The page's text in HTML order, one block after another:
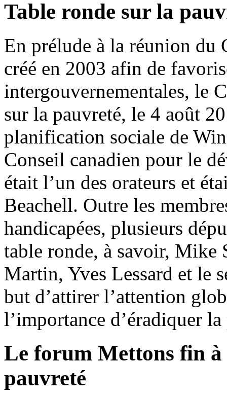
Table ronde sur la
En prélude à la réunion du
créé en 2003 afin de
intergouvernementales, le
sur la pauvreté, le 4 août
planification sociale de
Conseil canadien pour le
était l’un des orateurs et
Beachell. Outre les
handicapées, plusieurs
table ronde, à savoir, Mike
Martin, Yves Lessard et le
but d’attirer l’attention
l’importance d’éradiquer
Le forum Mettons fin à
pauvreté